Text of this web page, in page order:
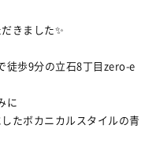
くりワークショップ
スメイキングラボ
宅コラム）
ナーズ
きました✨
徒歩9分の立石8丁目zero-e
に
たボカニカルスタイルの青